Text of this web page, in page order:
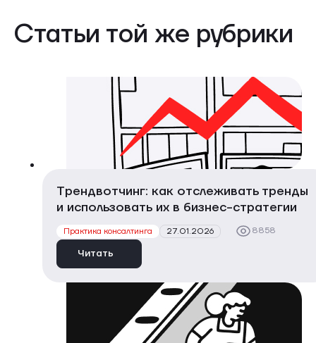
Статьи той же рубрики
Трендвотчинг: как отслеживать тренды
и использовать их в бизнес-стратегии
Практика консалтинга 27.01.2026 8858
Читать